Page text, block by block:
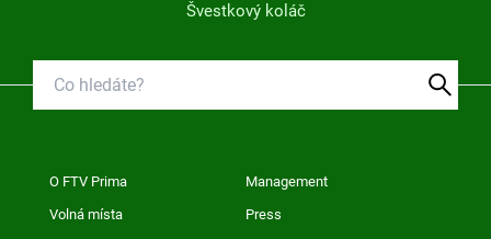
Švestkový koláč
O FTV Prima Management
Volná místa Press